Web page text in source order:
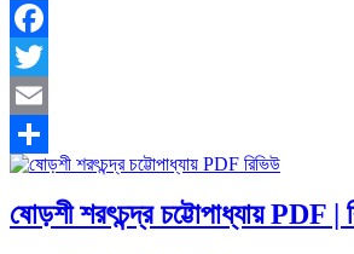
Facebook
Twitter
Email
Share
ষোড়শী শরৎচন্দ্র চট্টোপাধ্যায়